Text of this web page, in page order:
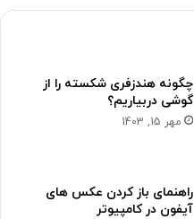
چگونه هندزفری شکسته را از
گوشی دربیاریم؟
مهر 15, 1403
راهنمای باز کردن عکس های
آیفون در کامپیوتر